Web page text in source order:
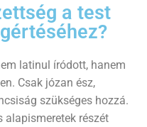
a test
latinul íródott, hanem
Csak józan ész,
szükséges hozzá.
alapismeretek részét